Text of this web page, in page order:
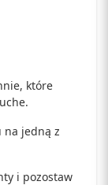
które
na jedną z
i pozostaw